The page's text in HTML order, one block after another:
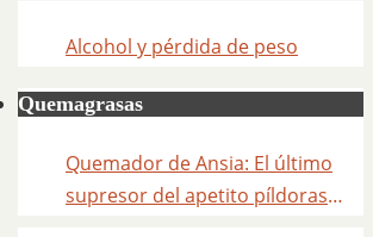
Alcohol y pérdida de peso
Quemagrasas
Quemador de Ansia: El último
supresor del apetito píldoras